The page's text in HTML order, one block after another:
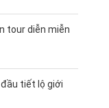
tour diễn miễn
tiết lộ giới